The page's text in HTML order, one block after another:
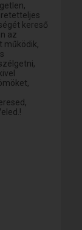
kereső
az
működik,